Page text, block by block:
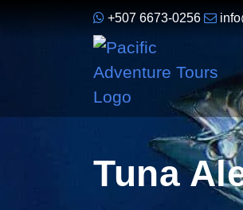
+507 6673-0256
Tuna